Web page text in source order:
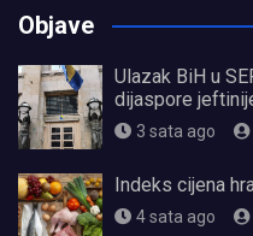
Objave
Ulazak BiH u
dijaspore
3 sata ago
Indeks cijena
4 sata ago